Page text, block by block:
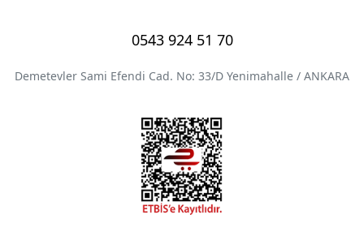
0543 924 51 70
Demetevler Sami Efendi Cad. No: 33/D Yenimahalle / ANKARA